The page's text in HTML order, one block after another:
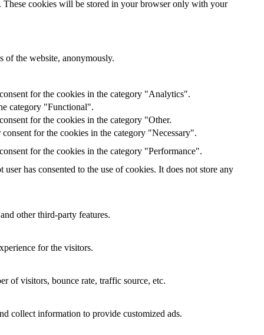
These cookies will be stored in your browser only with your
of the website, anonymously.
for the cookies in the category "Analytics".
category "Functional".
for the cookies in the category "Other.
for the cookies in the category "Necessary".
for the cookies in the category "Performance".
has consented to the use of cookies. It does not store any
other third-party features.
for the visitors.
of visitors, bounce rate, traffic source, etc.
collect information to provide customized ads.